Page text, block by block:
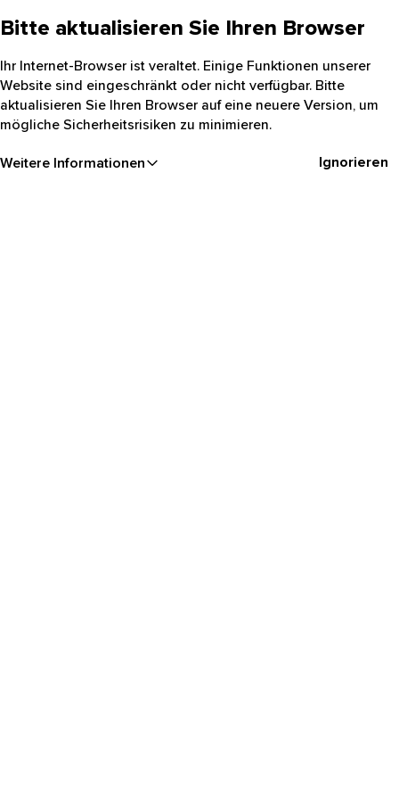
Bitte aktualisieren Sie Ihren Browser
Ihr Internet-Browser ist veraltet. Einige Funktionen unserer
Website sind eingeschränkt oder nicht verfügbar. Bitte
aktualisieren Sie Ihren Browser auf eine neuere Version, um
mögliche Sicherheitsrisiken zu minimieren.
Weitere Informationen Ignorieren